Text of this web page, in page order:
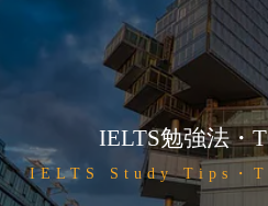
IELTS勉強法・
IELTS Study Tips・